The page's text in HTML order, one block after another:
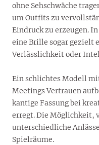
ohne Sehschwäche
um Outfits zu
Eindruck zu erzeugen.
eine Brille sogar gezielt
Verlässlichkeit oder
Ein schlichtes Modell
Meetings Vertrauen
kantige Fassung bei
erregt. Die Möglichkeit,
unterschiedliche
Spielräume.